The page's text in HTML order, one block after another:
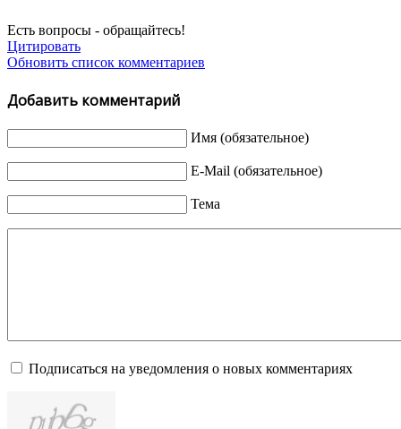
Есть вопросы - обращайтесь!
Цитировать
Обновить список комментариев
Добавить комментарий
Имя (обязательное)
E-Mail (обязательное)
Тема
Подписаться на уведомления о новых комментариях